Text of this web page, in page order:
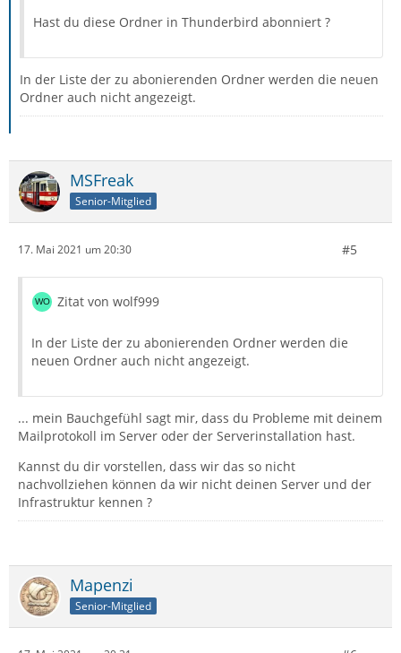
Hast du diese Ordner in Thunderbird abonniert ?
In der Liste der zu abonierenden Ordner werden die neuen
Ordner auch nicht angezeigt.
MSFreak
Senior-Mitglied
17. Mai 2021 um 20:30 #5
Zitat von wolf999
In der Liste der zu abonierenden Ordner werden die
neuen Ordner auch nicht angezeigt.
... mein Bauchgefühl sagt mir, dass du Probleme mit deinem
Mailprotokoll im Server oder der Serverinstallation hast.
Kannst du dir vorstellen, dass wir das so nicht
nachvollziehen können da wir nicht deinen Server und der
Infrastruktur kennen ?
Mapenzi
Senior-Mitglied